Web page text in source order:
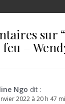
sur “
–
Ngo dit :
2022 à 20 h 47